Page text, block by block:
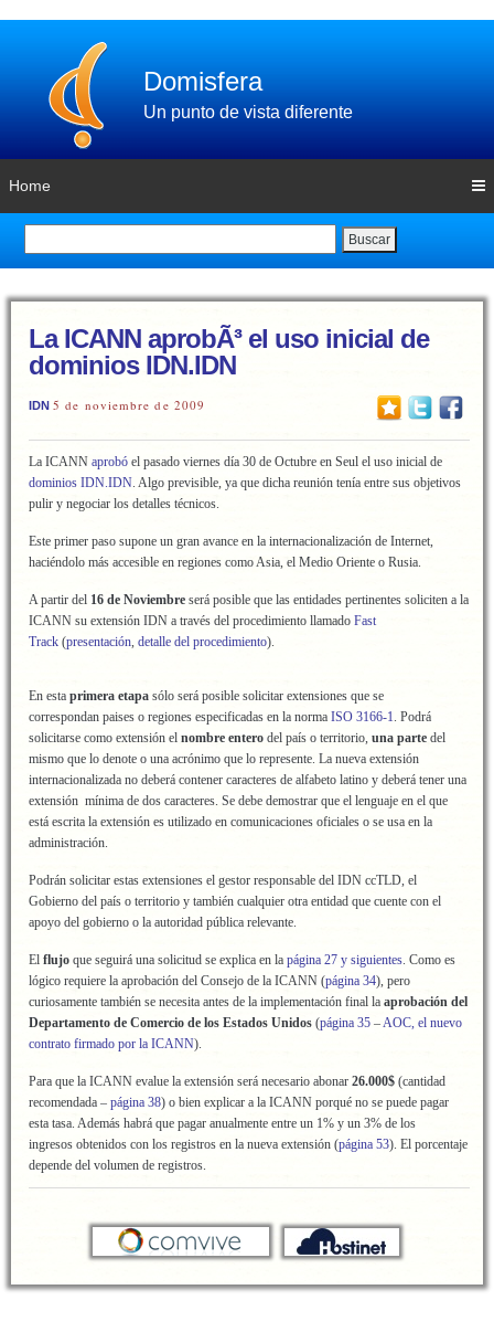
Domisfera
Un punto de vista diferente
Home
Buscar
La ICANN aprobÃ³ el uso inicial de
dominios IDN.IDN
IDN 5 de noviembre de 2009
La ICANN aprobó el pasado viernes día 30 de Octubre en Seul el uso inicial de
dominios IDN.IDN. Algo previsible, ya que dicha reunión tenía entre sus objetivos
pulir y negociar los detalles técnicos.
Este primer paso supone un gran avance en la internacionalización de Internet,
haciéndolo más accesible en regiones como Asia, el Medio Oriente o Rusia.
A partir del 16 de Noviembre será posible que las entidades pertinentes soliciten a la
ICANN su extensión IDN a través del procedimiento llamado Fast
Track (presentación, detalle del procedimiento).
En esta primera etapa sólo será posible solicitar extensiones que se
correspondan paises o regiones especificadas en la norma ISO 3166-1. Podrá
solicitarse como extensión el nombre entero del país o territorio, una parte del
mismo que lo denote o una acrónimo que lo represente. La nueva extensión
internacionalizada no deberá contener caracteres de alfabeto latino y deberá tener una
extensión mínima de dos caracteres. Se debe demostrar que el lenguaje en el que
está escrita la extensión es utilizado en comunicaciones oficiales o se usa en la
administración.
Podrán solicitar estas extensiones el gestor responsable del IDN ccTLD, el
Gobierno del país o territorio y también cualquier otra entidad que cuente con el
apoyo del gobierno o la autoridad pública relevante.
El flujo que seguirá una solicitud se explica en la página 27 y siguientes. Como es
lógico requiere la aprobación del Consejo de la ICANN (página 34), pero
curiosamente también se necesita antes de la implementación final la aprobación del
Departamento de Comercio de los Estados Unidos (página 35 –AOC, el nuevo
contrato firmado por la ICANN).
Para que la ICANN evalue la extensión será necesario abonar 26.000$ (cantidad
recomendada – página 38) o bien explicar a la ICANN porqué no se puede pagar
esta tasa. Además habrá que pagar anualmente entre un 1% y un 3% de los
ingresos obtenidos con los registros en la nueva extensión (página 53). El porcentaje
depende del volumen de registros.